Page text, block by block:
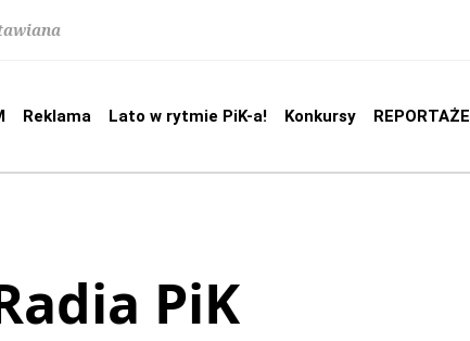
Reklama Lato w rytmie PiK-a! Konkursy REPORTAŻE
PiK